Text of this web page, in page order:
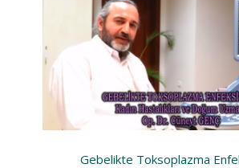
Gebelikte Toksoplazma